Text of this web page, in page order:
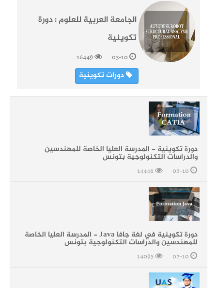
الجامعة العربية للعلوم : دورة
تكوينية
دورات تكوينية
دورة تكوينية - المدرسة العليا الخاصة للمهندسين
والدراسات التكنولوجية بتونس
دورة تكوينية في لغة جافا Java - المدرسة العليا الخاصة
للمهندسين والدراسات التكنولوجية بتونس